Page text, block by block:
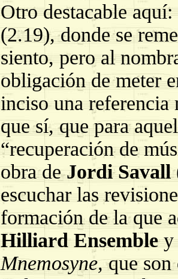
Otro destacable
(2.19), donde se
siento, pero al
obligación de meter
inciso una referencia
que sí, que para
“recuperación de
obra deJordi Savall
escuchar las
formación de la que
Hilliard Ensemble
Mnemosyne,que